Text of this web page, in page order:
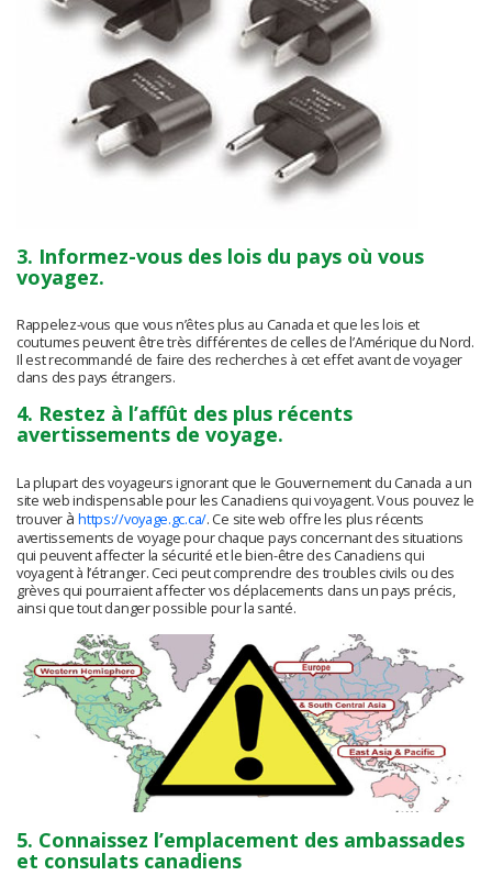
3. Informez-vous des lois du pays où vous
voyagez.
Rappelez-vous que vous n’êtes plus au Canada et que les lois et
coutumes peuvent être très différentes de celles de l’Amérique du Nord.
Il est recommandé de faire des recherches à cet effet avant de voyager
dans des pays étrangers.
4. Restez à l’affût des plus récents
avertissements de voyage.
La plupart des voyageurs ignorant que le Gouvernement du Canada a un
site web indispensable pour les Canadiens qui voyagent. Vous pouvez le
trouveràhttps://voyage.gc.ca/. Ce site web offre les plus récents
avertissements de voyage pour chaque pays concernant des situations
qui peuvent affecter la sécurité et le bien-être des Canadiens qui
voyagent à l’étranger. Ceci peut comprendre des troubles civils ou des
grèves qui pourraient affecter vos déplacements dans un pays précis,
ainsi que tout danger possible pour la santé.
5. Connaissez l’emplacement des ambassades
et consulats canadiens